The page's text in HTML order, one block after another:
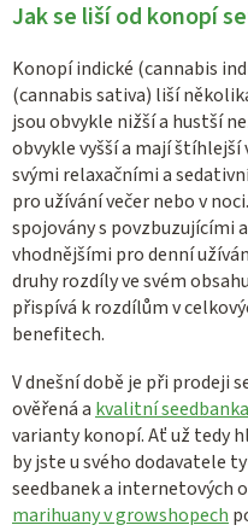
Jak se liší od konopí
Konopí indické (cannabis
(cannabis sativa) liší
jsou obvykle nižší a hustší
obvykle vyšší a mají štíhlejší
svými relaxačními a
pro užívání večer nebo v
spojovány s povzbuzujícími
vhodnějšími pro denní
druhy rozdíly ve svém
přispívá k rozdílům v
benefitech.
V dnešní době je při prodeji
ověřená a kvalitní seedbanka
varianty konopí. Ať už tedy
by jste u svého dodavatele
seedbanek a internetových
marihuany v growshopech